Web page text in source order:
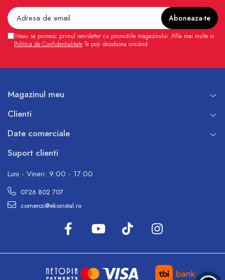
Vreau sa primesc primul newsletter cu promotiile magazinului. Afla mai multe in
Politica de Confidentialitate Te poți dezabona oricând.
Magazinul meu
Clienti
Date comerciale
Suport clienti
Luni - Vineri: 9:00 - 17:00
0726 802 707
comenzi@ekoinstal.ro